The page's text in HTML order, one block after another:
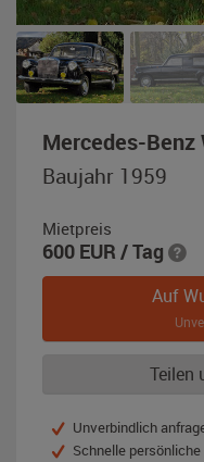
Mercedes-Benz
Baujahr 1959
Mietpreis
600 EUR / Tag
Auf
Teilen
Unverbindlich
Schnelle